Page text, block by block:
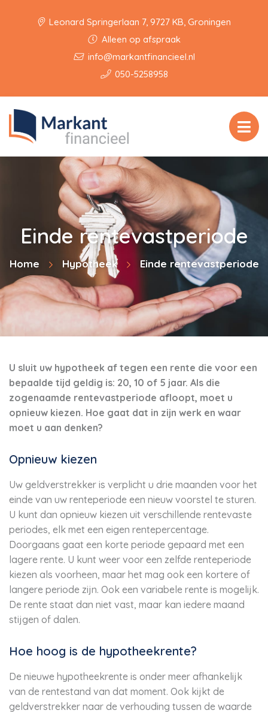
Leonard Springerlaan 7, 9727 KB, Groningen
Alleen op afspraak
info@markantfinancieel.nl
050-5258958
Einde rentevastperiode
Home Hypotheek Einde rentevastperiode
U sluit uw hypotheek af tegen een rente die voor een
bepaalde tijd geldig is: 20, 10 of 5 jaar. Als die
zogenaamde rentevastperiode afloopt, moet u
opnieuw kiezen. Hoe gaat dat in zijn werk en waar
moet u aan denken?
Opnieuw kiezen
Uw geldverstrekker is verplicht u drie maanden voor het
einde van uw renteperiode een nieuw voorstel te sturen.
U kunt dan opnieuw kiezen uit verschillende rentevaste
periodes, elk met een eigen rentepercentage.
Doorgaans gaat een korte periode gepaard met een
lagere rente. U kunt weer voor een zelfde renteperiode
kiezen als voorheen, maar het mag ook een kortere of
langere periode zijn. Ook een variabele rente is mogelijk.
De rente staat dan niet vast, maar kan iedere maand
stijgen of dalen.
Hoe hoog is de hypotheekrente?
De nieuwe hypotheekrente is onder meer afhankelijk
van de rentestand van dat moment. Ook kijkt de
geldverstrekker naar de verhouding tussen de waarde